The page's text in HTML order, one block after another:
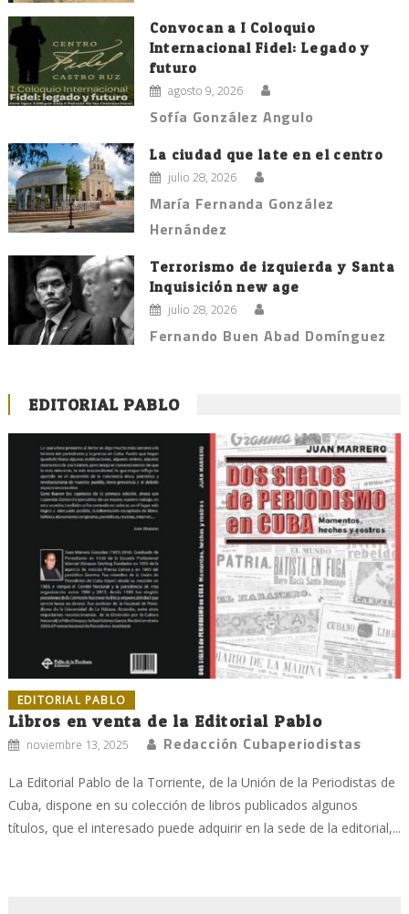
Convocan a I Coloquio
Internacional Fidel: Legado y
futuro
agosto 9, 2026
Sofía González Angulo
La ciudad que late en el centro
julio 28, 2026
María Fernanda González
Hernández
Terrorismo de izquierda y Santa
Inquisición new age
julio 28, 2026
Fernando Buen Abad Domínguez
EDITORIAL PABLO
EDITORIAL PABLO
Libros en venta de la Editorial Pablo
noviembre 13, 2025 Redacción Cubaperiodistas
La Editorial Pablo de la Torriente, de la Unión de la Periodistas de
Cuba, dispone en su colección de libros publicados algunos
títulos, que el interesado puede adquirir en la sede de la editorial,...